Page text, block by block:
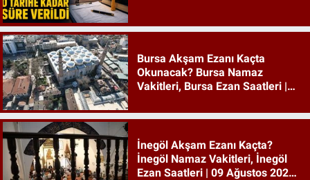
Bursa Akşam Ezanı Kaçta
Okunacak? Bursa Namaz
Vakitleri, Bursa Ezan Saatleri |
İnegöl Akşam Ezanı Kaçta?
İnegöl Namaz Vakitleri, İnegöl
Ezan Saatleri | 09 Ağustos 2026